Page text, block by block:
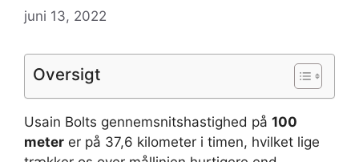
juni 13, 2022
Oversigt
Usain Bolts gennemsnitshastighed på 100
meter er på 37,6 kilometer i timen, hvilket lige